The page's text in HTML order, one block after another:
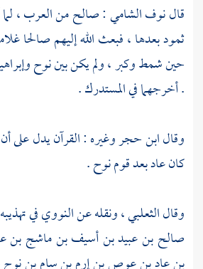
قالنوف الشامي: صالح من العرب ،
ثمودبعدها ، فبعث الله إليهم صالحا
حين شمط وكبر ، ولم يكن بيننوح
. أخرجهما في المستدرك .
وقالابن حجروغيره : القرآن يدل على أن
كانعادبعدقومنوح.
وقالالثعلبي ،ونقله عنالنوويفي
صالح بن عبيد بن أسيف بن ماشج بن